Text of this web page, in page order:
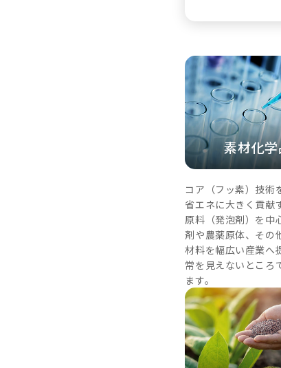
素材化
コア（フッ素）技術
省エネに大きく貢献
原料（発泡剤）を中
剤や農薬原体、その
材料を幅広い産業へ
常を見えないところ
ます。